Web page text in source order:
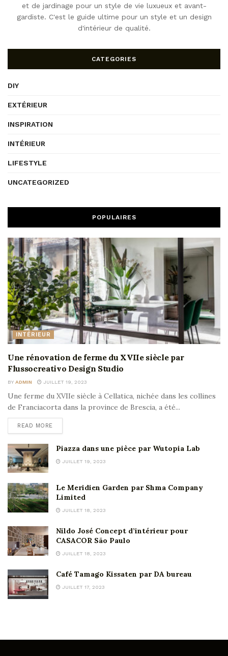
et de jardinage pour un style de vie luxueux et avant-
gardiste. C'est le guide ultime pour un style et un design
d'intérieur de qualité.
CATEGORIES
DIY
EXTÉRIEUR
INSPIRATION
INTÉRIEUR
LIFESTYLE
UNCATEGORIZED
POPULAIRES
INTÉRIEUR
Une rénovation de ferme du XVIIe siècle par
Flussocreativo Design Studio
BY ADMIN JUILLET 19, 2023
Une ferme du XVIIe siècle à Cellatica, nichée dans les collines
de Franciacorta dans la province de Brescia, a été...
READ MORE
Piazza dans une pièce par Wutopia Lab
JUILLET 19, 2023
Le Meridien Garden par Shma Company
Limited
JUILLET 18, 2023
Nildo José Concept d’intérieur pour
CASACOR São Paulo
JUILLET 18, 2023
Café Tamago Kissaten par DA bureau
JUILLET 17, 2023